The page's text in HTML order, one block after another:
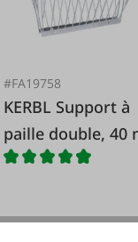
#FA19758
KERBL Support à
paille double, 40